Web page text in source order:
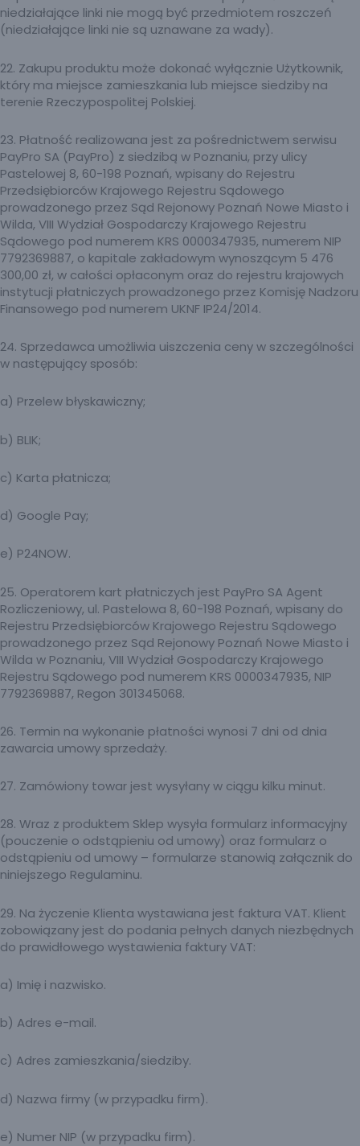
niedziałające linki nie mogą być przedmiotem roszczeń
(niedziałające linki nie są uznawane za wady).
22. Zakupu produktu może dokonać wyłącznie Użytkownik,
który ma miejsce zamieszkania lub miejsce siedziby na
terenie Rzeczypospolitej Polskiej.
23. Płatność realizowana jest za pośrednictwem serwisu
PayPro SA (PayPro) z siedzibą w Poznaniu, przy ulicy
Pastelowej 8, 60-198 Poznań, wpisany do Rejestru
Przedsiębiorców Krajowego Rejestru Sądowego
prowadzonego przez Sąd Rejonowy Poznań Nowe Miasto i
Wilda, VIII Wydział Gospodarczy Krajowego Rejestru
Sądowego pod numerem KRS 0000347935, numerem NIP
7792369887, o kapitale zakładowym wynoszącym 5 476
300,00 zł, w całości opłaconym oraz do rejestru krajowych
instytucji płatniczych prowadzonego przez Komisję Nadzoru
Finansowego pod numerem UKNF IP24/2014.
24. Sprzedawca umożliwia uiszczenia ceny w szczególności
w następujący sposób:
a) Przelew błyskawiczny;
b) BLIK;
c) Karta płatnicza;
d) Google Pay;
e) P24NOW.
25. Operatorem kart płatniczych jest PayPro SA Agent
Rozliczeniowy, ul. Pastelowa 8, 60-198 Poznań, wpisany do
Rejestru Przedsiębiorców Krajowego Rejestru Sądowego
prowadzonego przez Sąd Rejonowy Poznań Nowe Miasto i
Wilda w Poznaniu, VIII Wydział Gospodarczy Krajowego
Rejestru Sądowego pod numerem KRS 0000347935, NIP
7792369887, Regon 301345068.
26. Termin na wykonanie płatności wynosi 7 dni od dnia
zawarcia umowy sprzedaży.
27. Zamówiony towar jest wysyłany w ciągu kilku minut.
28. Wraz z produktem Sklep wysyła formularz informacyjny
(pouczenie o odstąpieniu od umowy) oraz formularz o
odstąpieniu od umowy – formularze stanowią załącznik do
niniejszego Regulaminu.
29. Na życzenie Klienta wystawiana jest faktura VAT. Klient
zobowiązany jest do podania pełnych danych niezbędnych
do prawidłowego wystawienia faktury VAT:
a) Imię i nazwisko.
b) Adres e-mail.
c) Adres zamieszkania/siedziby.
d) Nazwa firmy (w przypadku firm).
e) Numer NIP (w przypadku firm).